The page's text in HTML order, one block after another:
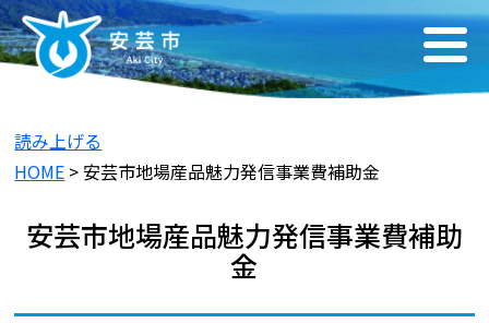
読み上げる
HOME > 安芸市地場産品魅力発信事業費補助金
安芸市地場産品魅力発信事業費補助
金